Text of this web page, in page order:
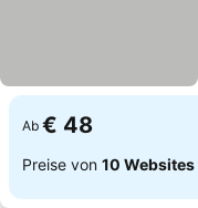
Ab € 48
Preise von 10 Websites